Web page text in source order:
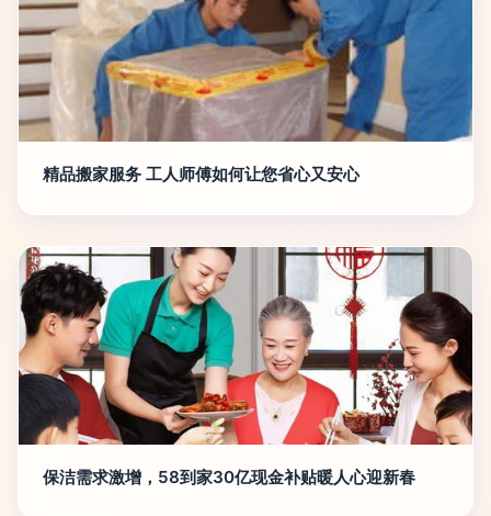
精品搬家服务 工人师傅如何让您省心又安心
保洁需求激增，58到家30亿现金补贴暖人心迎新春